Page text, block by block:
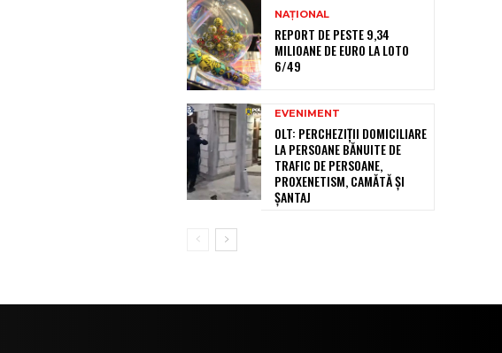
NAȚIONAL
REPORT DE PESTE 9,34
MILIOANE DE EURO LA LOTO
6/49
EVENIMENT
OLT: PERCHEZIŢII DOMICILIARE
LA PERSOANE BĂNUITE DE
TRAFIC DE PERSOANE,
PROXENETISM, CAMĂTĂ ŞI
ŞANTAJ